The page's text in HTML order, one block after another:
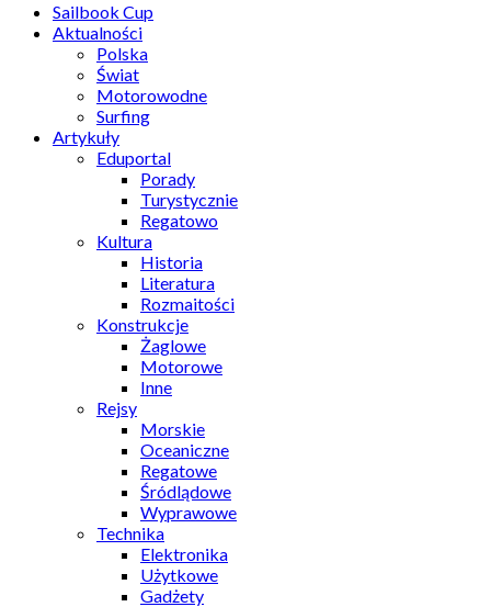
Sailbook Cup
Aktualności
Polska
Świat
Motorowodne
Surfing
Artykuły
Eduportal
Porady
Turystycznie
Regatowo
Kultura
Historia
Literatura
Rozmaitości
Konstrukcje
Żaglowe
Motorowe
Inne
Rejsy
Morskie
Oceaniczne
Regatowe
Śródlądowe
Wyprawowe
Technika
Elektronika
Użytkowe
Gadżety